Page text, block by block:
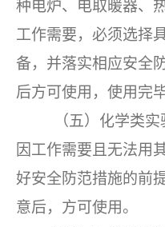
种电炉、电取暖器、
工作需要，必须选择
备，并落实相应安全
后方可使用，使用完
（五）化学类
因工作需要且无法用
好安全防范措施的前
意后，方可使用。